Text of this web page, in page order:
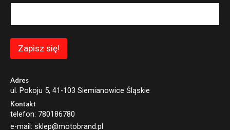
*
i
Zapisz się!
Adres
ul. Pokoju 5, 41-103 Siemianowice Śląskie
Kontakt
telefon: 780186780
e-mail: sklep@motobrand.pl